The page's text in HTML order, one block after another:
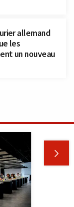
allemand
les
un nouveau
